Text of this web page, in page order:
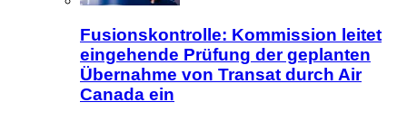
Fusionskontrolle: Kommission leitet
eingehende Prüfung der geplanten
Übernahme von Transat durch Air
Canada ein